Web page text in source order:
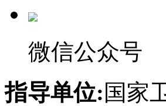
微信公众号
指导单位:国家